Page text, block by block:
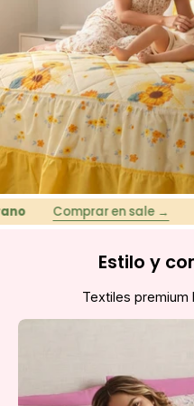
Comprar en sale →
Estilo y
Textiles premium